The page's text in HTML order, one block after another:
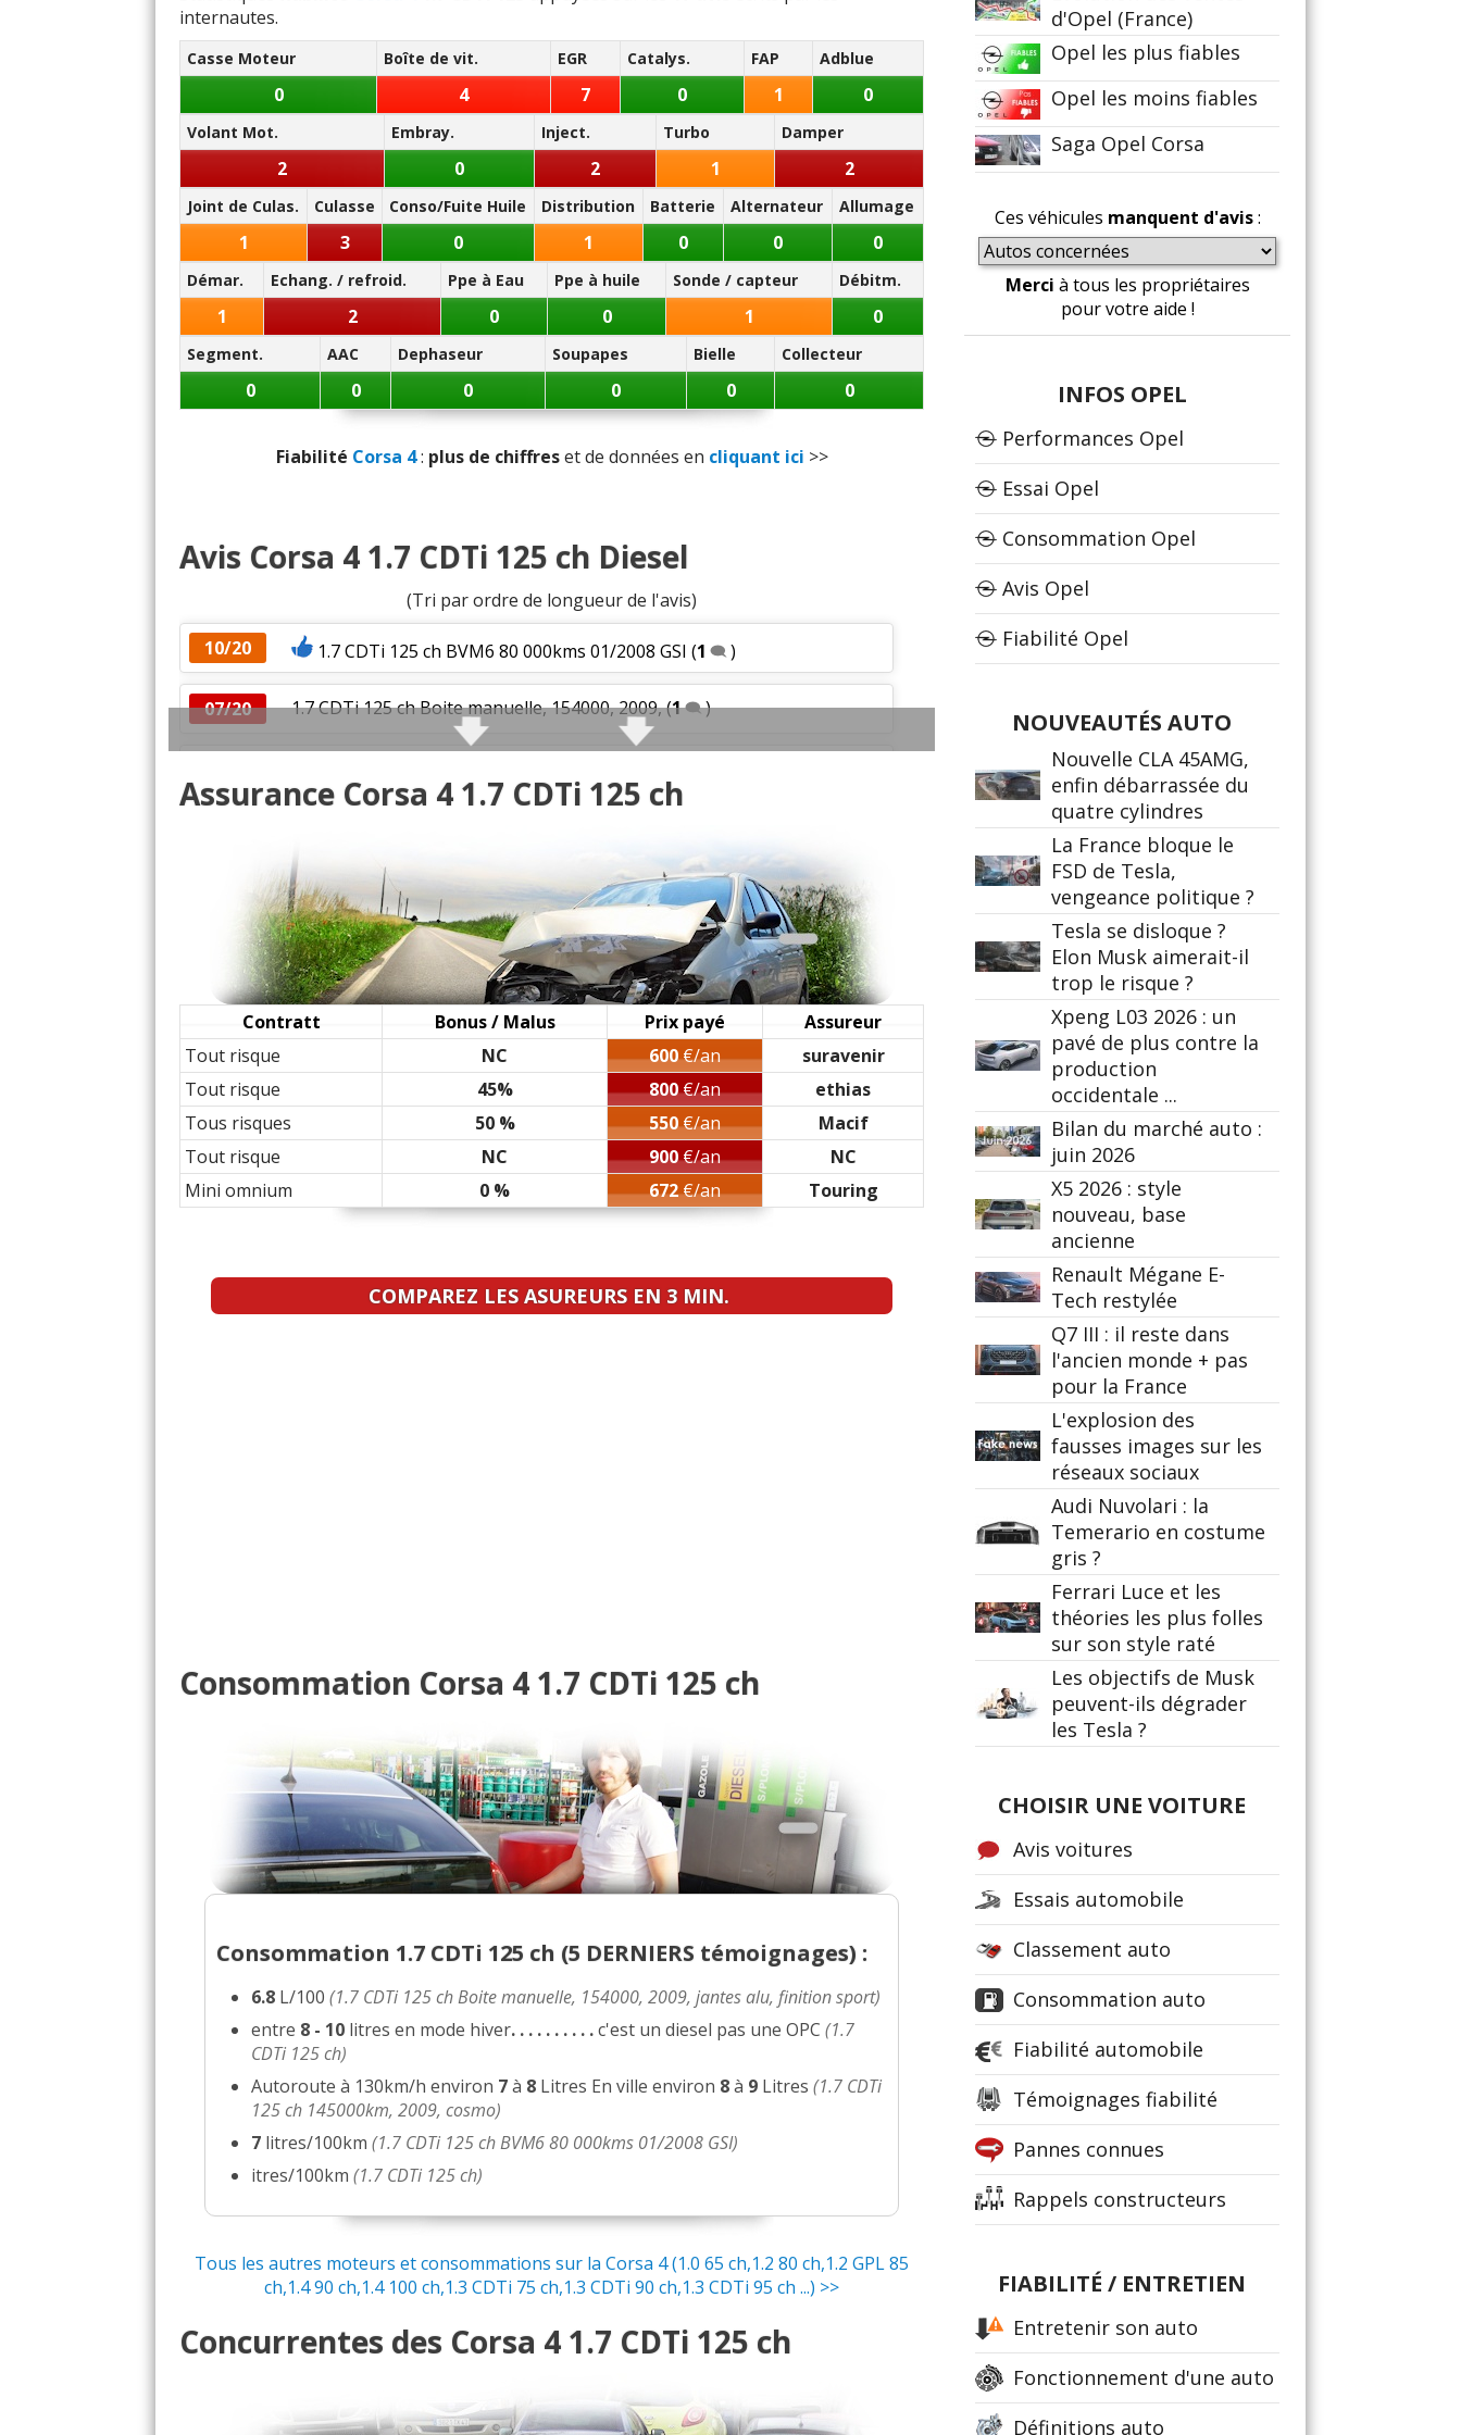
Entretien (coût) : n'aime pas
Prix pièces détach. n'aime pas
Note des internautes :
Panne la plus signalée :
Valve de recyclage des gaz
internautes.
Casse Moteur Boîte de vit. EGR Catalys. FAP Adblue
0 4 7 0 1 0
Volant Mot. Embray. Inject. Turbo Damper
2 0 2 1 2
Joint de Culas. Culasse Conso/Fuite Huile Distribution Batterie Alternateur Allumage
1 3 0 1 0 0 0
Démar. Echang. / refroid. Ppe à Eau Ppe à huile Sonde / capteur Débitm.
1 2 0 0 1 0
Segment. AAC Dephaseur Soupapes Bielle Collecteur
0 0 0 0 0 0
Fiabilité Corsa 4: plus de chiffreset de données en cliquant ici >>
Avis Corsa 4 1.7 CDTi 125 ch Diesel
(Tri par ordre de longueur de l'avis)
10/20
1.7 CDTi 125 ch BVM6 80 000kms 01/2008 GSI (1 )
07/20 1.7 CDTi 125 ch Boite manuelle, 154000, 2009,(1 )
1.7 CDTi 125 ch(2 )
12/20 1.7 CDTi 125 ch 88000 km, 2009, GSI(0 )
04/20 1.7 CDTi 125 ch COSMO 01/2007 140000km(0 )
15/20 1.7 CDTi 125 ch 197000 , 2007 , COSMO(0 )
14/20 1.7 CDTi 125 ch 135000(0 )
12/20 1.7 CDTi 125 ch 145000km, 2009, cosmo(0 )
10/20 1.7 CDTi 125 ch 133000, 2008, cosmo(0 )
Assurance Corsa 4 1.7 CDTi 125 ch
Contratt Bonus / Malus Prix payé
Assureur
Tout risque
NC 600€/an
suravenir
Tout risque
45% 800€/an
ethias
Tous risques
50 % 550€/an
Macif
Tout risque
NC 900€/an
NC
Mini omnium
0 % 672€/an Touring
COMPAREZ LES ASUREURS EN 3 MIN.
Consommation Corsa 4 1.7 CDTi 125 ch
Consommation 1.7 CDTi 125 ch (5 DERNIERS témoignages) :
6.8 L/100(1.7 CDTi 125 ch Boite manuelle, 154000, 2009, jantes alu, finition sport)
entre 8 - 10 litres en mode hiver. . . . . . . . . .c'est un diesel pas une OPC(1.7
CDTi 125 ch)
Autoroute à 130km/h environ 7à 8 Litres En ville environ 8à 9 Litres(1.7 CDTi
125 ch 145000km, 2009, cosmo)
7 litres/100km(1.7 CDTi 125 ch BVM6 80 000kms 01/2008 GSI)
itres/100km(1.7 CDTi 125 ch)
Tous les autres moteurs et consommations sur la Corsa 4 (1.0 65 ch,1.2 80 ch,1.2 GPL 85
ch,1.4 90 ch,1.4 100 ch,1.3 CDTi 75 ch,1.3 CDTi 90 ch,1.3 CDTi 95 ch ...) >>
Concurrentes des Corsa 4 1.7 CDTi 125 ch
d'Opel (France)
Opel les plus fiables
Opel les moins fiables
Saga Opel Corsa
Ces véhicules manquent d'avis:
Merci à tous les propriétaires
pour votre aide !
INFOS OPEL
Performances Opel
Essai Opel
Consommation Opel
Avis Opel
Fiabilité Opel
NOUVEAUTÉS AUTO
Nouvelle CLA 45AMG,
enfin débarrassée du
quatre cylindres
La France bloque le
FSD de Tesla,
vengeance politique ?
Tesla se disloque ?
Elon Musk aimerait-il
trop le risque ?
Xpeng L03 2026 : un
pavé de plus contre la
production
occidentale ...
Bilan du marché auto :
juin 2026
X5 2026 : style
nouveau, base
ancienne
Renault Mégane E-
Tech restylée
Q7 III : il reste dans
l'ancien monde + pas
pour la France
L'explosion des
fausses images sur les
réseaux sociaux
Audi Nuvolari : la
Temerario en costume
gris ?
Ferrari Luce et les
théories les plus folles
sur son style raté
Les objectifs de Musk
peuvent-ils dégrader
les Tesla ?
CHOISIR UNE VOITURE
Avis voitures
Essais automobile
Classement auto
Consommation auto
Fiabilité automobile
Témoignages fiabilité
Pannes connues
Rappels constructeurs
FIABILITÉ / ENTRETIEN
Entretenir son auto
Fonctionnement d'une auto
Définitions auto